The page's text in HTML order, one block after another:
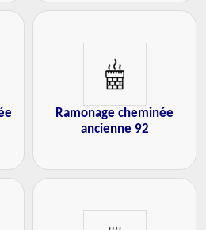
Ramonage cheminée
ancienne 92